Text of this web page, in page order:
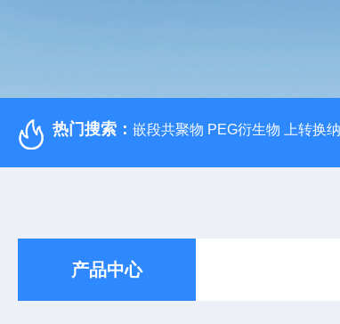
热门搜索： 嵌段共聚物 PEG衍生物 上转换
产品中心